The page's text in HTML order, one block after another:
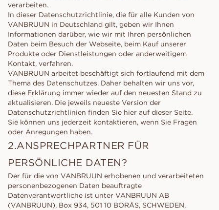
verarbeiten.
In dieser Datenschutzrichtlinie, die für alle Kunden von
VANBRUUN in Deutschland gilt, geben wir Ihnen
Informationen darüber, wie wir mit Ihren persönlichen
Daten beim Besuch der Webseite, beim Kauf unserer
Produkte oder Dienstleistungen oder anderweitigem
Kontakt, verfahren.
VANBRUUN arbeitet beschäftigt sich fortlaufend mit dem
Thema des Datenschutzes. Daher behalten wir uns vor,
diese Erklärung immer wieder auf den neuesten Stand zu
aktualisieren. Die jeweils neueste Version der
Datenschutzrichtlinien finden Sie hier auf dieser Seite.
Sie können uns jederzeit kontaktieren, wenn Sie Fragen
oder Anregungen haben.
2.ANSPRECHPARTNER FÜR
PERSÖNLICHE DATEN?
Der für die von VANBRUUN erhobenen und verarbeiteten
personenbezogenen Daten beauftragte
Datenverantwortliche ist unter VANBRUUN AB
(VANBRUUN), Box 934, 501 10 BORÅS, SCHWEDEN,